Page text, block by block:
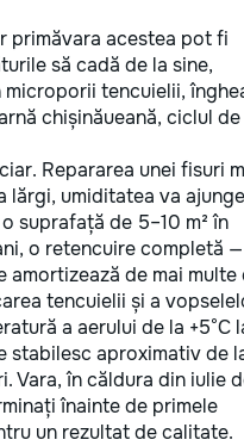
primăvara acestea pot fi
să cadă de la sine,
tencuielii,
chișinăueană, ciclul de
Repararea unei fisuri
umiditatea va
suprafață de 5–10 m² în
o retencuire completă
de mai multe
tencuielii și a
a aerului de la +5°C
stabilesc aproximativ de
Vara, în căldura din iulie
înainte de primele
un rezultat de calitate.